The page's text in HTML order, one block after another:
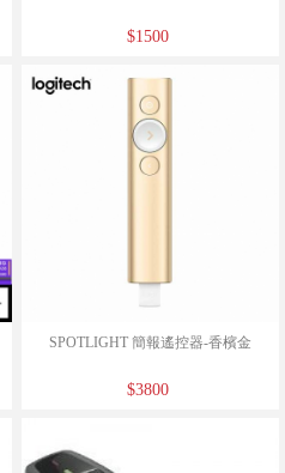
$1500
SPOTLIGHT 簡報遙控器-香檳金
$3800